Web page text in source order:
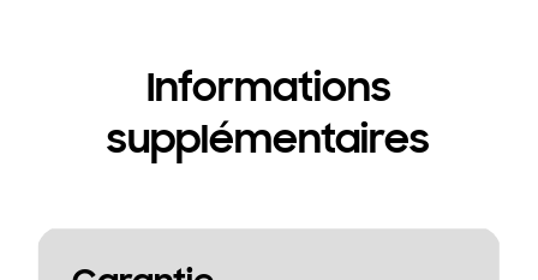
Informations
supplémentaires